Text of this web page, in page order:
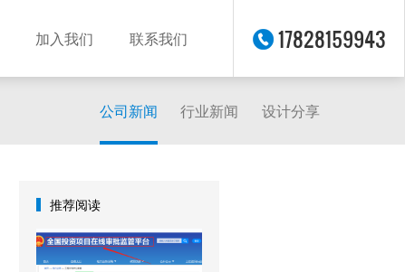
加入我们 联系我们 17828159943
公司新闻 行业新闻 设计分享
推荐阅读